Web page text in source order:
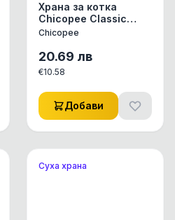
Храна за котка
Chicopee Classic
Nature Line Adult
кг
Chicopee
20.69 лв
€10.58
Добави
Суха храна